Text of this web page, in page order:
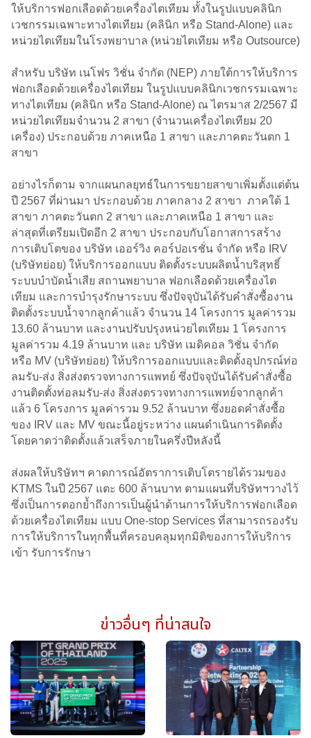
ให้บริการฟอกเลือดด้วยเครื่องไตเทียม ทั้งในรูปแบบคลินิก
เวชกรรมเฉพาะทางไตเทียม (คลินิก หรือ Stand-Alone) และ
หน่วยไตเทียมในโรงพยาบาล (หน่วยไตเทียม หรือ Outsource)
สำหรับ บริษัท เนโฟร วิชั่น จำกัด (NEP) ภายใต้การให้บริการ
ฟอกเลือดด้วยเครื่องไตเทียม ในรูปแบบคลินิกเวชกรรมเฉพาะ
ทางไตเทียม (คลินิก หรือ Stand-Alone) ณ ไตรมาส 2/2567 มี
หน่วยไตเทียมจำนวน 2 สาขา (จำนวนเครื่องไตเทียม 20
เครื่อง) ประกอบด้วย ภาคเหนือ 1 สาขา และภาคตะวันตก 1
สาขา
อย่างไรก็ตาม จากแผนกลยุทธ์ในการขยายสาขาเพิ่มตั้งแต่ต้น
ปี 2567 ที่ผ่านมา ประกอบด้วย ภาคกลาง 2 สาขา ภาคใต้ 1
สาขา ภาคตะวันตก 2 สาขา และภาคเหนือ 1 สาขา และ
ล่าสุดที่เตรียมเปิดอีก 2 สาขา ประกอบกับโอกาสการสร้าง
การเติบโตของ บริษัท เออร์วิง คอร์ปอเรชั่น จำกัด หรือ IRV
(บริษัทย่อย) ให้บริการออกแบบ ติดตั้งระบบผลิตน้ำบริสุทธิ์
ระบบบำบัดน้ำเสีย สถานพยาบาล ฟอกเลือดด้วยเครื่องไต
เทียม และการบำรุงรักษาระบบ ซึ่งปัจจุบันได้รับคำสั่งซื้องาน
ติดตั้งระบบน้ำจากลูกค้าแล้ว จำนวน 14 โครงการ มูลค่ารวม
13.60 ล้านบาท และงานปรับปรุงหน่วยไตเทียม 1 โครงการ
มูลค่ารวม 4.19 ล้านบาท และ บริษัท เมดิคอล วิชั่น จำกัด
หรือ MV (บริษัทย่อย) ให้บริการออกแบบและติดตั้งอุปกรณ์ท่อ
ลมรับ-ส่ง สิ่งส่งตรวจทางการแพทย์ ซึ่งปัจจุบันได้รับคำสั่งซื้อ
งานติดตั้งท่อลมรับ-ส่ง สิ่งส่งตรวจทางการแพทย์จากลูกค้า
แล้ว 6 โครงการ มูลค่ารวม 9.52 ล้านบาท ซึ่งยอดคำสั่งซื้อ
ของ IRV และ MV ขณะนี้อยู่ระหว่าง แผนดำเนินการติดตั้ง
โดยคาดว่าติดตั้งแล้วเสร็จภายในครึ่งปีหลังนี้
ส่งผลให้บริษัทฯ คาดการณ์อัตราการเติบโตรายได้รวมของ
KTMS ในปี 2567 แตะ 600 ล้านบาท ตามแผนที่บริษัทฯวางไว้
ซึ่งเป็นการตอกย้ำถึงการเป็นผู้นำด้านการให้บริการฟอกเลือด
ด้วยเครื่องไตเทียม แบบ One-stop Services ที่สามารถรองรับ
การให้บริการในทุกพื้นที่ครอบคลุมทุกมิติของการให้บริการ
เข้า รับการรักษา
ข่าวอื่นๆ ที่น่าสนใจ